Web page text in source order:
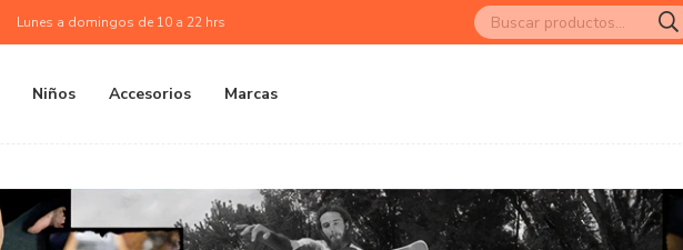
Niños Accesorios Marcas
Lunes a domingos de 10 a 22 hrs